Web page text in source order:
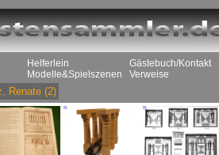
Helferlein
Modelle&Spielszenen
Gästebuch/Kontakt
Verweise
Renate (2)